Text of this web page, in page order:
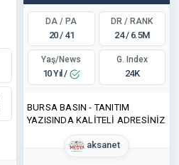
DA / PA
20 / 41
DR / RANK
24 / 6.5M
Yaş/News
10 Yıl /
G. Index
24K
BURSA BASIN - TANITIM
YAZISINDA KALİTELİ ADRESİNİZ
aksanet